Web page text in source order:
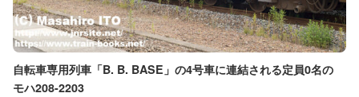
自転車専用列車「B. B. BASE」の4号車に連結される定員0名の
モハ208-2203